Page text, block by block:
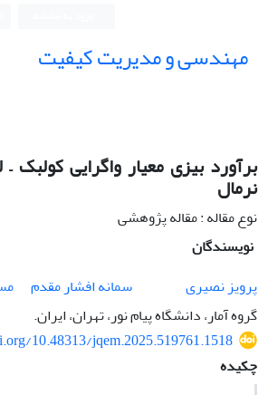
مهندسی و مدیریت کیفیت
برآورد بیزی معیار واگرایی کولبک
نرمال
نوع مقاله : مقاله پژوهشی
نویسندگان
پرویز نصیری
سمانه افشار مقدم
گروه آمار، دانشگاه پیام نور، تهران، ایران.
10.48313/jqem.2025.519761.1518
چکیده